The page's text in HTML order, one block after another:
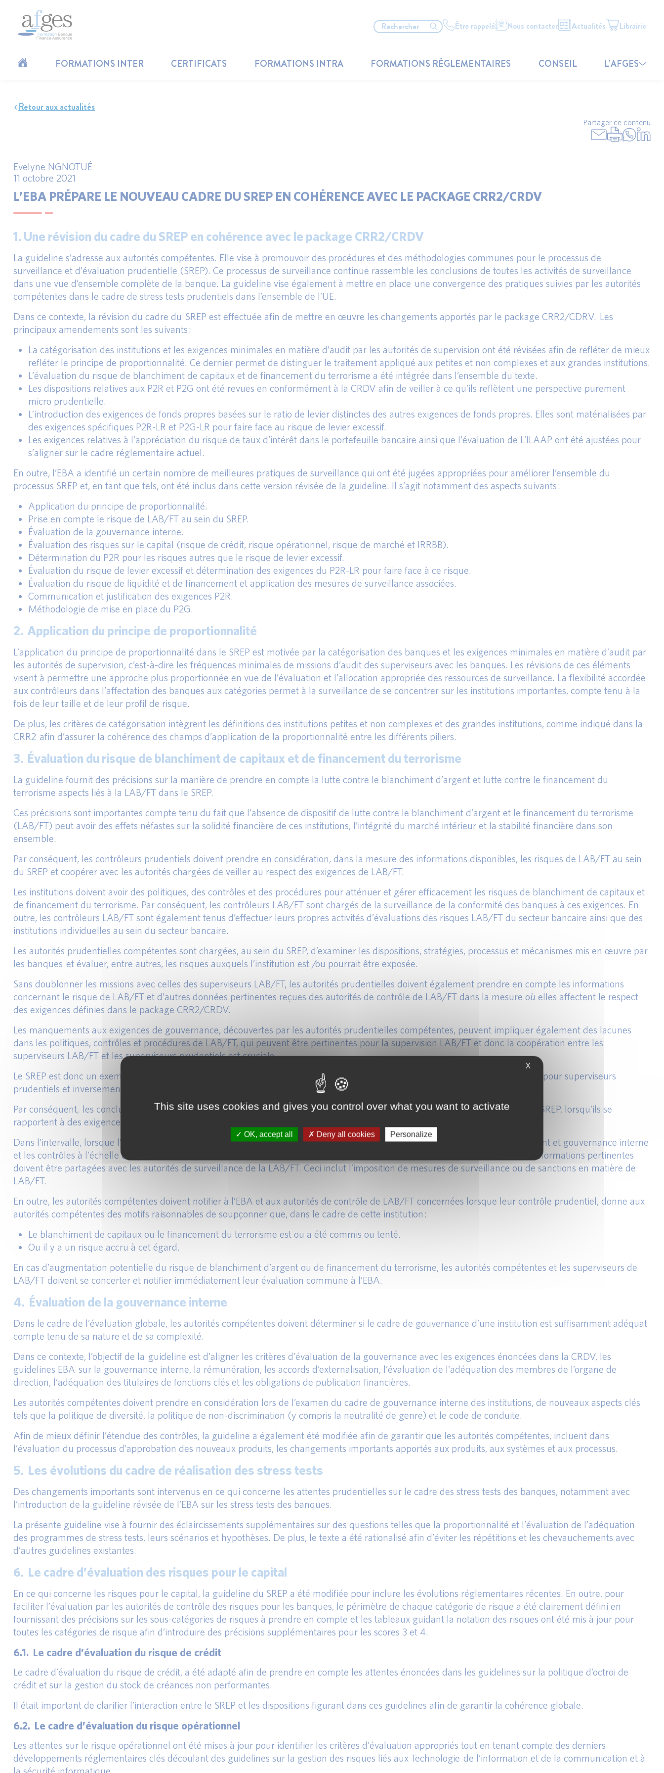
Être rappelé Nous contacter Actualités Librairie
FORMATIONS INTER CERTIFICATS FORMATIONS INTRA FORMATIONS RÉGLEMENTAIRES CONSEIL L’AFGES
Retour aux actualités
Partager ce contenu
Evelyne NGNOTUÉ
11 octobre 2021
L’EBA PRÉPARE LE NOUVEAU CADRE DU SREP EN COHÉRENCE AVEC LE PACKAGE CRR2/CRDV
1. Une révision du cadre du SREP en cohérence avec le package CRR2/CRDV
La guideline s’adresse aux autorités compétentes. Elle vise à promouvoir des procédures et des méthodologies communes pour le processus de
surveillance et d’évaluation prudentielle (SREP). Ce processus de surveillance continue rassemble les conclusions de toutes les activités de surveillance
dans une vue d’ensemble complète de la banque. La guideline vise également à mettre en place une convergence des pratiques suivies par les autorités
compétentes dans le cadre de stress tests prudentiels dans l’ensemble de l’UE.
Dans ce contexte, la révision du cadre du SREP est effectuée afin de mettre en œuvre les changements apportés par le package CRR2/CDRV. Les
principaux amendements sont les suivants :
La catégorisation des institutions et les exigences minimales en matière d’audit par les autorités de supervision ont été révisées afin de refléter de mieux
refléter le principe de proportionnalité. Ce dernier permet de distinguer le traitement appliqué aux petites et non complexes et aux grandes institutions.
L’évaluation du risque de blanchiment de capitaux et de financement du terrorisme a été intégrée dans l’ensemble du texte.
Les dispositions relatives aux P2R et P2G ont été revues en conformément à la CRDV afin de veiller à ce qu’ils reflètent une perspective purement
micro prudentielle.
L’introduction des exigences de fonds propres basées sur le ratio de levier distinctes des autres exigences de fonds propres. Elles sont matérialisées par
des exigences spécifiques P2R-LR et P2G-LR pour faire face au risque de levier excessif.
Les exigences relatives à l’appréciation du risque de taux d’intérêt dans le portefeuille bancaire ainsi que l’évaluation de L’ILAAP ont été ajustées pour
s’aligner sur le cadre réglementaire actuel.
En outre, l’EBA a identifié un certain nombre de meilleures pratiques de surveillance qui ont été jugées appropriées pour améliorer l’ensemble du
processus SREP et, en tant que tels, ont été inclus dans cette version révisée de la guideline. Il s’agit notamment des aspects suivants :
Application du principe de proportionnalité.
Prise en compte le risque de LAB/FT au sein du SREP.
Évaluation de la gouvernance interne.
Évaluation des risques sur le capital (risque de crédit, risque opérationnel, risque de marché et IRRBB).
Détermination du P2R pour les risques autres que le risque de levier excessif.
Évaluation du risque de levier excessif et détermination des exigences du P2R-LR pour faire face à ce risque.
Évaluation du risque de liquidité et de financement et application des mesures de surveillance associées.
Communication et justification des exigences P2R.
Méthodologie de mise en place du P2G.
2. Application du principe de proportionnalité
L’application du principe de proportionnalité dans le SREP est motivée par la catégorisation des banques et les exigences minimales en matière d’audit par
les autorités de supervision, c’est-à-dire les fréquences minimales de missions d’audit des superviseurs avec les banques. Les révisions de ces éléments
visent à permettre une approche plus proportionnée en vue de l’évaluation et l’allocation appropriée des ressources de surveillance. La flexibilité accordée
aux contrôleurs dans l’affectation des banques aux catégories permet à la surveillance de se concentrer sur les institutions importantes, compte tenu à la
fois de leur taille et de leur profil de risque.
De plus, les critères de catégorisation intègrent les définitions des institutions petites et non complexes et des grandes institutions, comme indiqué dans la
CRR2 afin d’assurer la cohérence des champs d’application de la proportionnalité entre les différents piliers.
3. Évaluation du risque de blanchiment de capitaux et de financement du terrorisme
La guideline fournit des précisions sur la manière de prendre en compte la lutte contre le blanchiment d’argent et lutte contre le financement du
terrorisme aspects liés à la LAB/FT dans le SREP.
Ces précisions sont importantes compte tenu du fait que l’absence de dispositif de lutte contre le blanchiment d’argent et le financement du terrorisme
(LAB/FT) peut avoir des effets néfastes sur la solidité financière de ces institutions, l’intégrité du marché intérieur et la stabilité financière dans son
ensemble.
Par conséquent, les contrôleurs prudentiels doivent prendre en considération, dans la mesure des informations disponibles, les risques de LAB/FT au sein
du SREP et coopérer avec les autorités chargées de veiller au respect des exigences de LAB/FT.
Les institutions doivent avoir des politiques, des contrôles et des procédures pour atténuer et gérer efficacement les risques de blanchiment de capitaux et
de financement du terrorisme. Par conséquent, les contrôleurs LAB/FT sont chargés de la surveillance de la conformité des banques à ces exigences. En
outre, les contrôleurs LAB/FT sont également tenus d’effectuer leurs propres activités d’évaluations des risques LAB/FT du secteur bancaire ainsi que des
institutions individuelles au sein du secteur bancaire.
Les autorités prudentielles compétentes sont chargées, au sein du SREP, d’examiner les dispositions, stratégies, processus et mécanismes mis en œuvre par
les banques et évaluer, entre autres, les risques auxquels l’institution est /ou pourrait être exposée.
Sans doublonner les missions avec celles des superviseurs LAB/FT, les autorités prudentielles doivent également prendre en compte les informations
concernant le risque de LAB/FT et d’autres données pertinentes reçues des autorités de contrôle de LAB/FT dans la mesure où elles affectent le respect
des exigences définies dans le package CRR2/CRDV.
Les manquements aux exigences de gouvernance, découvertes par les autorités prudentielles compétentes, peuvent impliquer également des lacunes
dans les politiques, contrôles et procédures de LAB/FT, qui peuvent être pertinentes pour la supervision LAB/FT et donc la coopération entre les
superviseurs LAB/FT et les superviseurs prudentiels est cruciale
Le SREP est donc un exemple où les informations provenant de la surveillance de la LAB/FT peuvent également être bénéfiques pour superviseurs
prudentiels et inversement.
Par conséquent, les conclusions des inspections menées par les autorités de surveillance de la LAB/FT doivent être intégrées au SREP, lorsqu’ils se
rapportent à des exigences évaluées par les autorités compétentes du package CRR2/CRDV.
Dans l’intervalle, lorsque l’évaluation SREP de modèles commerciaux, risque opérationnel, risque de crédit, liquidité et financement et gouvernance interne
et les contrôles à l’échelle de la banque révèlent des informations relatives à l’exposition des banques au risque de LAB/FT, les informations pertinentes
doivent être partagées avec les autorités de surveillance de la LAB/FT. Ceci inclut l’imposition de mesures de surveillance ou de sanctions en matière de
LAB/FT.
En outre, les autorités compétentes doivent notifier à l’EBA et aux autorités de contrôle de LAB/FT concernées lorsque leur contrôle prudentiel, donne aux
autorités compétentes des motifs raisonnables de soupçonner que, dans le cadre de cette institution :
Le blanchiment de capitaux ou le financement du terrorisme est ou a été commis ou tenté.
Ou il y a un risque accru à cet égard.
En cas d’augmentation potentielle du risque de blanchiment d’argent ou de financement du terrorisme, les autorités compétentes et les superviseurs de
LAB/FT doivent se concerter et notifier immédiatement leur évaluation commune à l’EBA.
4. Évaluation de la gouvernance interne
Dans le cadre de l’évaluation globale, les autorités compétentes doivent déterminer si le cadre de gouvernance d’une institution est suffisamment adéquat
compte tenu de sa nature et de sa complexité.
Dans ce contexte, l’objectif de la guideline est d’aligner les critères d’évaluation de la gouvernance avec les exigences énoncées dans la CRDV, les
guidelines EBA sur la gouvernance interne, la rémunération, les accords d’externalisation, l’évaluation de l’adéquation des membres de l’organe de
direction, l’adéquation des titulaires de fonctions clés et les obligations de publication financières.
Les autorités compétentes doivent prendre en considération lors de l’examen du cadre de gouvernance interne des institutions, de nouveaux aspects clés
tels que la politique de diversité, la politique de non-discrimination (y compris la neutralité de genre) et le code de conduite.
Afin de mieux définir l’étendue des contrôles, la guideline a également été modifiée afin de garantir que les autorités compétentes, incluent dans
l’évaluation du processus d’approbation des nouveaux produits, les changements importants apportés aux produits, aux systèmes et aux processus.
5. Les évolutions du cadre de réalisation des stress tests
Des changements importants sont intervenus en ce qui concerne les attentes prudentielles sur le cadre des stress tests des banques, notamment avec
l’introduction de la guideline révisée de l’EBA sur les stress tests des banques.
La présente guideline vise à fournir des éclaircissements supplémentaires sur des questions telles que la proportionnalité et l’évaluation de l’adéquation
des programmes de stress tests, leurs scénarios et hypothèses. De plus, le texte a été rationalisé afin d’éviter les répétitions et les chevauchements avec
d’autres guidelines existantes.
6. Le cadre d’évaluation des risques pour le capital
En ce qui concerne les risques pour le capital, la guideline du SREP a été modifiée pour inclure les évolutions réglementaires récentes. En outre, pour
faciliter l’évaluation par les autorités de contrôle des risques pour les banques, le périmètre de chaque catégorie de risque a été clairement défini en
fournissant des précisions sur les sous-catégories de risques à prendre en compte et les tableaux guidant la notation des risques ont été mis à jour pour
toutes les catégories de risque afin d’introduire des précisions supplémentaires pour les scores 3 et 4.
6.1. Le cadre d’évaluation du risque de crédit
Le cadre d’évaluation du risque de crédit, a été adapté afin de prendre en compte les attentes énoncées dans les guidelines sur la politique d’octroi de
crédit et sur la gestion du stock de créances non performantes.
Il était important de clarifier l’interaction entre le SREP et les dispositions figurant dans ces guidelines afin de garantir la cohérence globale.
6.2. Le cadre d’évaluation du risque opérationnel
Les attentes sur le risque opérationnel ont été mises à jour pour identifier les critères d’évaluation appropriés tout en tenant compte des derniers
développements réglementaires clés découlant des guidelines sur la gestion des risques liés aux Technologie de l’information et de la communication et à
X
This site uses cookies and gives you control over what you want to activate
OK, accept all Deny all cookies Personalize